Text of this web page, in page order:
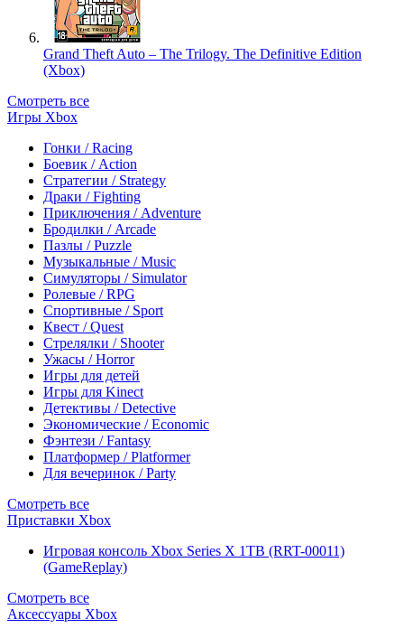
Grand Theft Auto – The Trilogy. The Definitive Edition
(Xbox)
Смотреть все
Игры Xbox
Гонки / Racing
Боевик / Action
Стратегии / Strategy
Драки / Fighting
Приключения / Adventure
Бродилки / Arcade
Пазлы / Puzzle
Музыкальные / Music
Симуляторы / Simulator
Ролевые / RPG
Спортивные / Sport
Квест / Quest
Стрелялки / Shooter
Ужасы / Horror
Игры для детей
Игры для Kinect
Детективы / Detective
Экономические / Economic
Фэнтези / Fantasy
Платформер / Platformer
Для вечеринок / Party
Смотреть все
Приставки Xbox
Игровая консоль Xbox Series X 1TB (RRT-00011)
(GameReplay)
Смотреть все
Аксессуары Xbox